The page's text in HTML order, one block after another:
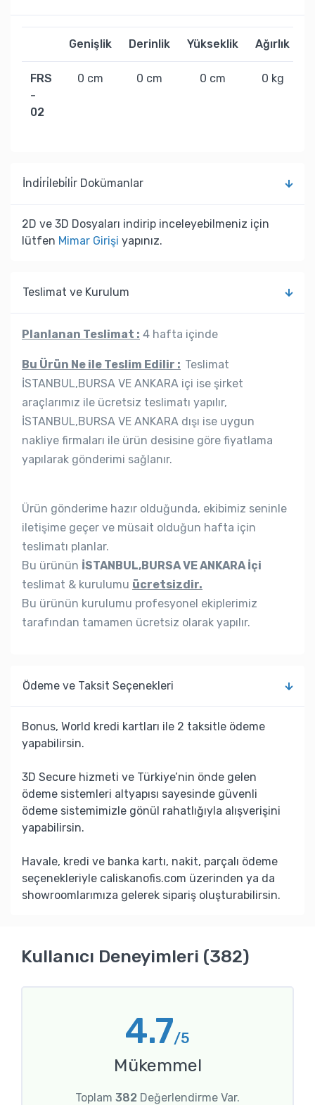
Genişlik Derinlik Yükseklik Ağırlık
FRS
-
02
0 cm 0 cm 0 cm 0 kg
İndi̇ri̇lebi̇li̇r Dokümanlar
2D ve 3D Dosyaları indirip inceleyebilmeniz için
lütfen Mimar Girişi yapınız.
Teslimat ve Kurulum
Planlanan Teslimat : 4 hafta içinde
Bu Ürün Ne ile Teslim Edilir : Teslimat
İSTANBUL,BURSA VE ANKARA içi ise şirket
araçlarımız ile ücretsiz teslimatı yapılır,
İSTANBUL,BURSA VE ANKARA dışı ise uygun
nakliye firmaları ile ürün desisine göre fiyatlama
yapılarak gönderimi sağlanır.
Ürün gönderime hazır olduğunda, ekibimiz seninle
iletişime geçer ve müsait olduğun hafta için
teslimatı planlar.
Bu ürünün İSTANBUL,BURSA VE ANKARA İçi
teslimat & kurulumu ücretsizdir.
Bu ürünün kurulumu profesyonel ekiplerimiz
tarafından tamamen ücretsiz olarak yapılır.
Ödeme ve Taksit Seçenekleri
Bonus, World kredi kartları ile 2 taksitle ödeme
yapabilirsin.
3D Secure hizmeti ve Türkiye’nin önde gelen
ödeme sistemleri altyapısı sayesinde güvenli
ödeme sistemimizle gönül rahatlığıyla alışverişini
yapabilirsin.
Havale, kredi ve banka kartı, nakit, parçalı ödeme
seçenekleriyle caliskanofis.com üzerinden ya da
showroomlarımıza gelerek sipariş oluşturabilirsin.
Kullanıcı Deneyimleri (382)
4.7/5
Mükemmel
Toplam 382 Değerlendirme Var.